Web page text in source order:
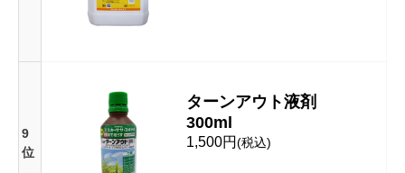
9
位
ターンアウト液剤
300ml
1,500円(税込)